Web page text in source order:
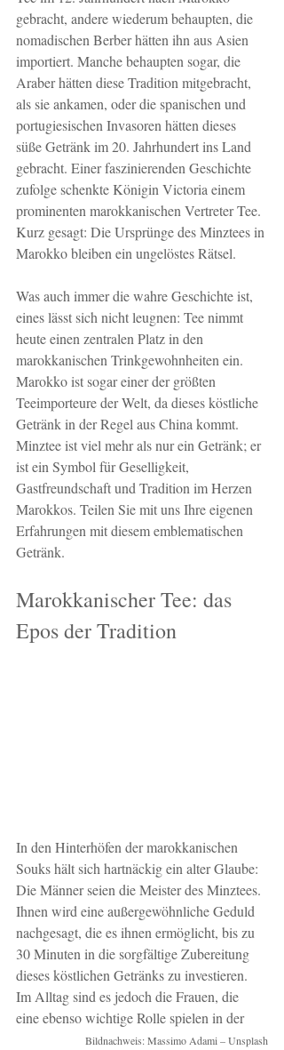
gebracht, andere wiederum behaupten, die
nomadischen Berber hätten ihn aus Asien
importiert. Manche behaupten sogar, die
Araber hätten diese Tradition mitgebracht,
als sie ankamen, oder die spanischen und
portugiesischen Invasoren hätten dieses
süße Getränk im 20. Jahrhundert ins Land
gebracht. Einer faszinierenden Geschichte
zufolge schenkte Königin Victoria einem
prominenten marokkanischen Vertreter Tee.
Kurz gesagt: Die Ursprünge des Minztees in
Marokko bleiben ein ungelöstes Rätsel.
Was auch immer die wahre Geschichte ist,
eines lässt sich nicht leugnen: Tee nimmt
heute einen zentralen Platz in den
marokkanischen Trinkgewohnheiten ein.
Marokko ist sogar einer der größten
Teeimporteure der Welt, da dieses köstliche
Getränk in der Regel aus China kommt.
Minztee ist viel mehr als nur ein Getränk; er
ist ein Symbol für Geselligkeit,
Gastfreundschaft und Tradition im Herzen
Marokkos. Teilen Sie mit uns Ihre eigenen
Erfahrungen mit diesem emblematischen
Getränk.
Marokkanischer Tee: das
Epos der Tradition
In den Hinterhöfen der marokkanischen
Souks hält sich hartnäckig ein alter Glaube:
Die Männer seien die Meister des Minztees.
Ihnen wird eine außergewöhnliche Geduld
nachgesagt, die es ihnen ermöglicht, bis zu
30 Minuten in die sorgfältige Zubereitung
dieses köstlichen Getränks zu investieren.
Im Alltag sind es jedoch die Frauen, die
eine ebenso wichtige Rolle spielen in der
Bildnachweis: Massimo Adami – Unsplash